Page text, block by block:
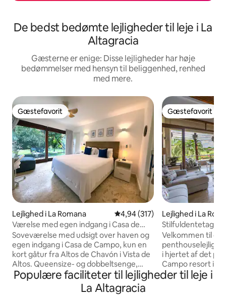
De bedst bedømte lejligheder til leje i La
Altagracia
Gæsterne er enige: Disse lejligheder har høje
bedømmelser med hensyn til beliggenhed, renhed
med mere.
Gæstefavorit
Gæstefavorit
Lejlighed i La Romana 4,94 ud af 5 i gennemsnitlig
4,94 (317)
Værelse med egen indgang i Casa de
Campo nær Chavón
Soveværelse med udsigt over haven og
egen indgang i Casa de Campo, kun en
kort gåtur fra Altos de Chavón i Vista de
Altos. Queensize- og dobbeltsenge,
køleskab, mikrobølgeovn, kaffemaskine,
aircondition, Netflix, skrivebord og wi-fi.
Der opkræves et gebyr på 50 dollars per
Gæstefavorit
Gæstefavorit
Lejlighed i La
panoramaudsigt
Velkommen til
i hjertet af det
Campo resort i
Republik. Med
over den
Populære faciliteter til lejligheder til leje i
La Altagracia